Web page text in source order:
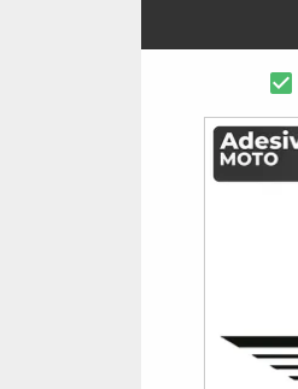
check_box